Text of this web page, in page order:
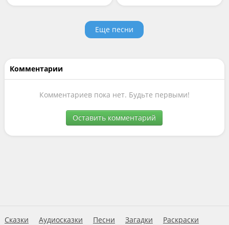
Еще песни
Комментарии
Комментариев пока нет. Будьте первыми!
Оставить комментарий
Сказки Аудиосказки Песни Загадки Раскраски